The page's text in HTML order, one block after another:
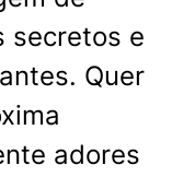
secretos e
Quer
adores